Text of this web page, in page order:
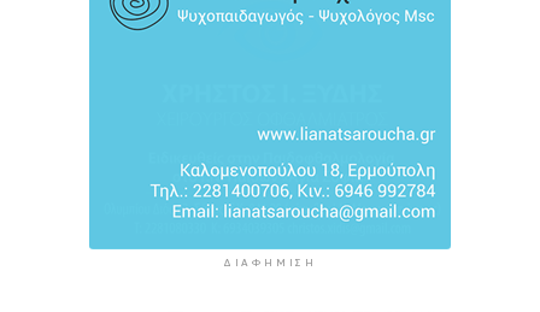
συνεργασία έως το 2030
ΔΙΑΦΉΜΙΣΗ